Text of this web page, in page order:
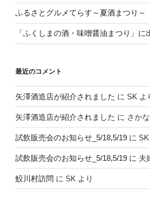
ふるさとグルメてらす～夏酒まつり～
「ふくしまの酒・味噌醤油まつり」に
最近のコメント
矢澤酒造店が紹介されました に SK よ
矢澤酒造店が紹介されました に さか
試飲販売会のお知らせ_5/18,5/19 に SK
試飲販売会のお知らせ_5/18,5/19 に 夫
鮫川村訪問 に SK より